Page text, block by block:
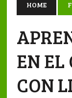
HOME
EN EL
CON